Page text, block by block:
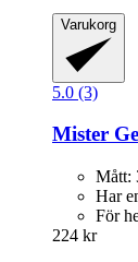
Varukorg
5.0 (3)
Mister
Mått:
Har
För
224 kr